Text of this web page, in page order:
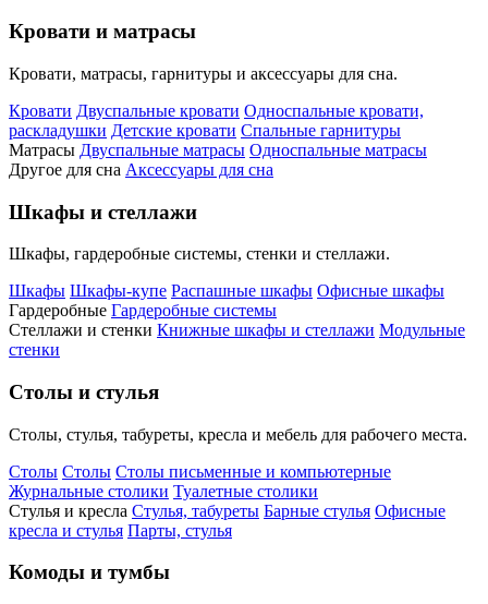
Кровати и матрасы
Кровати, матрасы, гарнитуры и аксессуары для сна.
Кровати Двуспальные кровати Односпальные кровати,
раскладушки Детские кровати Спальные гарнитуры
Матрасы Двуспальные матрасы Односпальные матрасы
Другое для сна Аксессуары для сна
Шкафы и стеллажи
Шкафы, гардеробные системы, стенки и стеллажи.
Шкафы Шкафы-купе Распашные шкафы Офисные шкафы
Гардеробные Гардеробные системы
Стеллажи и стенки Книжные шкафы и стеллажи Модульные
стенки
Столы и стулья
Столы, стулья, табуреты, кресла и мебель для рабочего места.
Столы Столы Столы письменные и компьютерные
Журнальные столики Туалетные столики
Стулья и кресла Стулья, табуреты Барные стулья Офисные
кресла и стулья Парты, стулья
Комоды и тумбы